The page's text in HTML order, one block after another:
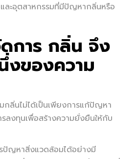
และอุตสาหกรรมที่มีปัญหากลิ่นหรือ
ดการ กลิ่น จึง
งของความ
กลิ่นไม่ได้เป็นเพียงการแก้ปัญหา
ลงทุนเพื่อสร้างความยั่งยืนให้กับ
ปัญหาสิ่งแวดล้อมได้อย่างมี